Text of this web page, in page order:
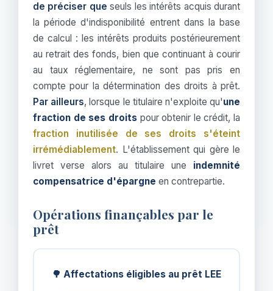
de préciser que seuls les intérêts acquis durant
la période d'indisponibilité entrent dans la base
de calcul : les intérêts produits postérieurement
au retrait des fonds, bien que continuant à courir
au taux réglementaire, ne sont pas pris en
compte pour la détermination des droits à prêt.
Par ailleurs, lorsque le titulaire n'exploite qu'une
fraction de ses droitspour obtenir le crédit, la
fraction inutilisée de ses droits s'éteint
irrémédiablement. L'établissement qui gère le
livret verse alors au titulaire une indemnité
compensatrice d'épargne en contrepartie.
Opérations finançables par le
prêt
🌳 Affectations éligibles au prêt LEE